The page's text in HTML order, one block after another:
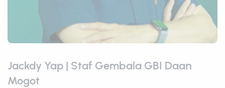
Jackdy Yap | Staf Gembala GBI Daan
Mogot